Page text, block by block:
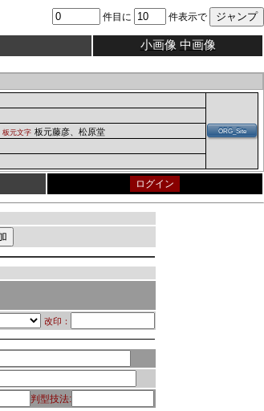
件目に 件表示で
小画像 中画像
ORG_Site
板元文字 板元藤彦、松原堂
ログイン
改印：
判型技法: